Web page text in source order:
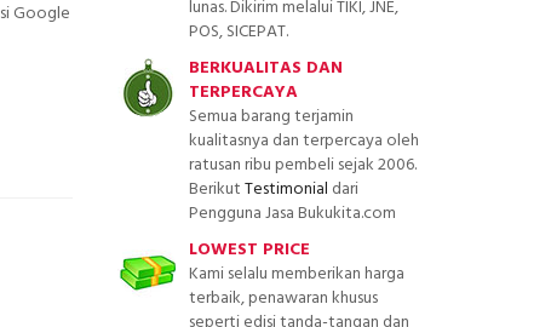
Google
lunas. Dikirim melalui TIKI, JNE,
POS, SICEPAT.
BERKUALITAS DAN
TERPERCAYA
Semua barang terjamin
kualitasnya dan terpercaya oleh
ratusan ribu pembeli sejak 2006.
BerikutTestimonial dari
Pengguna Jasa Bukukita.com
LOWEST PRICE
Kami selalu memberikan harga
terbaik, penawaran khusus